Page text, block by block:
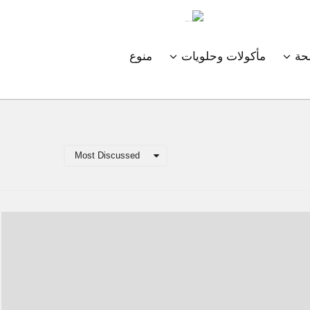
مأكولات وحلويات منوع
Most Discussed